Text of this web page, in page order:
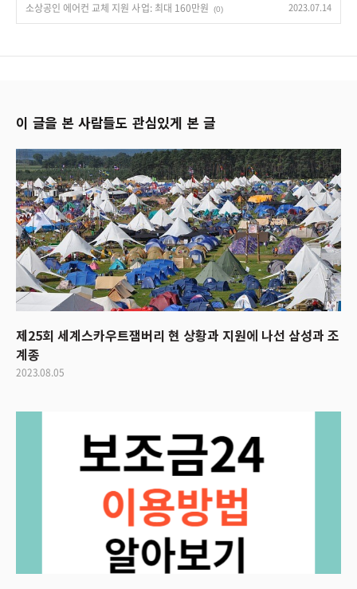
소상공인 에어컨 교체 지원 사업: 최대 160만원 (0) 2023.07.14
이 글을 본 사람들도 관심있게 본 글
제25회 세계스카우트잼버리 현 상황과 지원에 나선 삼성과 조
계종
2023.08.05